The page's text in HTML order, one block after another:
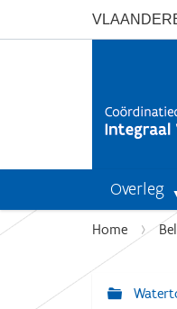
Overleg
U
e
Home
N